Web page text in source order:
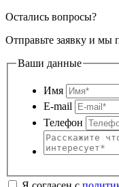
Остались вопросы?
Отправьте заявку и мы
Ваши данные
Имя
E-mail
Телефон